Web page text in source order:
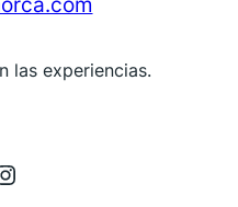
las experiencias.